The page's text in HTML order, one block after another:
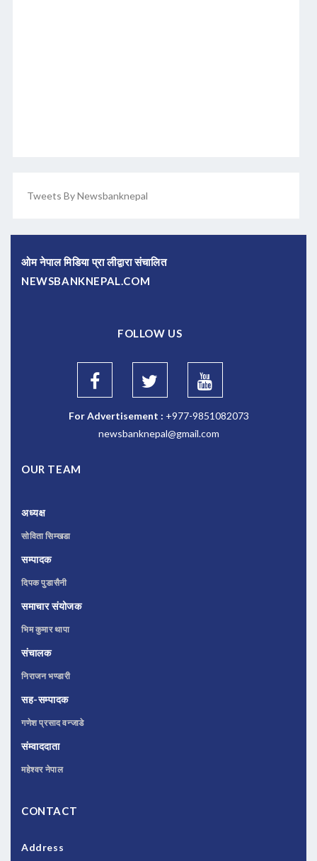
Tweets By Newsbanknepal
ओम नेपाल मिडिया प्रा लीद्वारा संचालित
NEWSBANKNEPAL.COM
FOLLOW US
For Advertisement : +977-9851082073
newsbanknepal@gmail.com
OUR TEAM
अध्यक्ष
सोविता सिम्खडा
सम्पादक
दिपक पुडासैनी
समाचार संयोजक
भिम कुमार थापा
संचालक
निराजन भण्डारी
सह-सम्पादक
गणेश प्रसाद वन्जाडे
संम्वाददाता
महेश्वर नेपाल
CONTACT
Address